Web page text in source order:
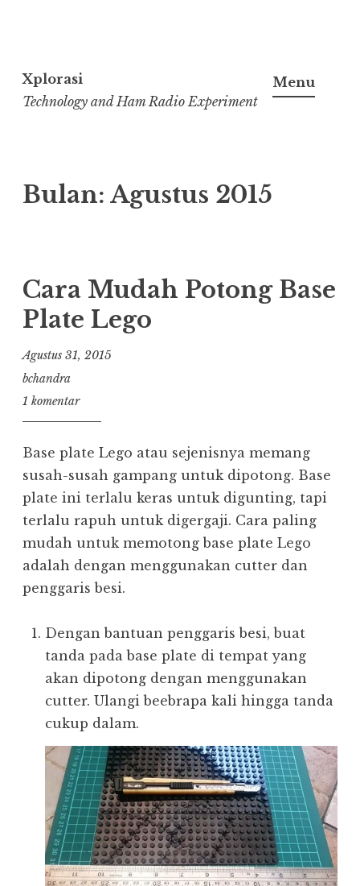
ke
konten
Xplorasi
Technology and Ham Radio Experiment
Menu
Bulan: Agustus 2015
Cara Mudah Potong Base
Plate Lego
Agustus 31, 2015
bchandra
1 komentar
Base plate Lego atau sejenisnya memang
susah-susah gampang untuk dipotong. Base
plate ini terlalu keras untuk digunting, tapi
terlalu rapuh untuk digergaji. Cara paling
mudah untuk memotong base plate Lego
adalah dengan menggunakan cutter dan
penggaris besi.
Dengan bantuan penggaris besi, buat
tanda pada base plate di tempat yang
akan dipotong dengan menggunakan
cutter. Ulangi beebrapa kali hingga tanda
cukup dalam.